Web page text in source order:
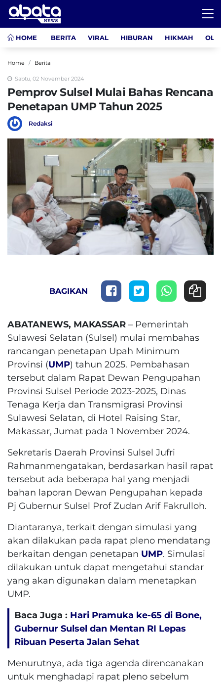
HOME BERITA VIRAL HIBURAN HIKMAH
Home Berita
Sabtu, 02 November 2024
Pemprov Sulsel Mulai Bahas Rencana
Penetapan UMP Tahun 2025
Redaksi
BAGIKAN
ABATANEWS, MAKASSAR – Pemerintah
Sulawesi Selatan (Sulsel) mulai membahas
rancangan penetapan Upah Minimum
Provinsi (UMP) tahun 2025. Pembahasan
tersebut dalam Rapat Dewan Pengupahan
Provinsi Sulsel Periode 2023-2025, Dinas
Tenaga Kerja dan Transmigrasi Provinsi
Sulawesi Selatan, di Hotel Raising Star,
Makassar, Jumat pada 1 November 2024.
Sekretaris Daerah Provinsi Sulsel Jufri
Rahmanmengatakan, berdasarkan hasil rapat
tersebut ada beberapa hal yang menjadi
bahan laporan Dewan Pengupahan kepada
Pj Gubernur Sulsel Prof Zudan Arif Fakrulloh.
Diantaranya, terkait dengan simulasi yang
akan dilakukan pada rapat pleno mendatang
berkaitan dengan penetapan UMP. Simulasi
dilakukan untuk dapat mengetahui standar
yang akan digunakan dalam menetapkan
UMP.
Baca Juga : Hari Pramuka ke-65 di Bone,
Gubernur Sulsel dan Mentan RI Lepas
Ribuan Peserta Jalan Sehat
Menurutnya, ada tiga agenda direncanakan
untuk menghadapi rapat pleno sebelum